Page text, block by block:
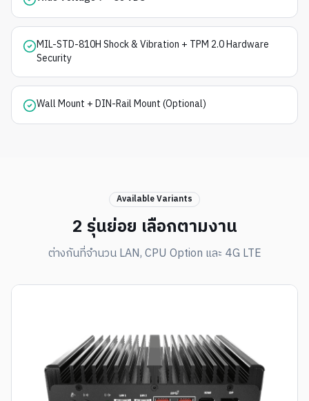
MIL-STD-810H Shock & Vibration + TPM 2.0 Hardware
Security
Wall Mount + DIN-Rail Mount (Optional)
Available Variants
2 รุ่นย่อย เลือกตามงาน
ต่างกันที่จำนวน LAN, CPU Option และ 4G LTE